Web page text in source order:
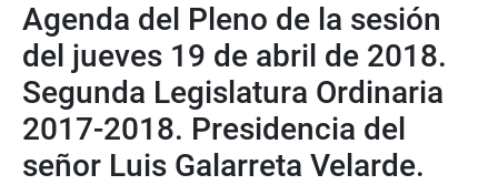
Agenda del Pleno de la sesión
del jueves 19 de abril de 2018.
Segunda Legislatura Ordinaria
2017-2018. Presidencia del
señor Luis Galarreta Velarde.